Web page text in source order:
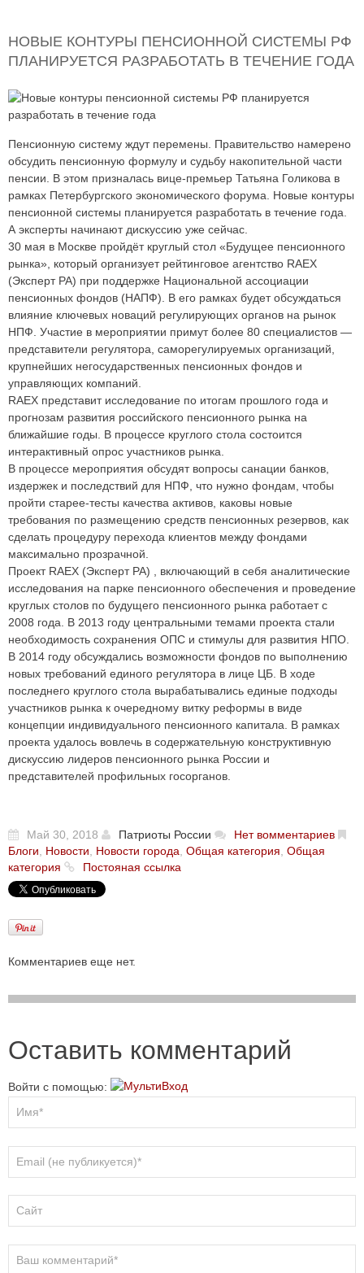
НОВЫЕ КОНТУРЫ ПЕНСИОННОЙ СИСТЕМЫ РФ
ПЛАНИРУЕТСЯ РАЗРАБОТАТЬ В ТЕЧЕНИЕ ГОДА
Пенсионную систему ждут перемены. Правительство намерено
обсудить пенсионную формулу и судьбу накопительной части
пенсии. В этом призналась вице-премьер Татьяна Голикова в
рамках Петербургского экономического форума. Новые контуры
пенсионной системы планируется разработать в течение года.
А эксперты начинают дискуссию уже сейчас.
30 мая в Москве пройдёт круглый стол «Будущее пенсионного
рынка», который организует рейтинговое агентство RAEX
(Эксперт РА) при поддержке Национальной ассоциации
пенсионных фондов (НАПФ). В его рамках будет обсуждаться
влияние ключевых новаций регулирующих органов на рынок
НПФ. Участие в мероприятии примут более 80 специалистов —
представители регулятора, саморегулируемых организаций,
крупнейших негосударственных пенсионных фондов и
управляющих компаний.
RAEX представит исследование по итогам прошлого года и
прогнозам развития российского пенсионного рынка на
ближайшие годы. В процессе круглого стола состоится
интерактивный опрос участников рынка.
В процессе мероприятия обсудят вопросы санации банков,
издержек и последствий для НПФ, что нужно фондам, чтобы
пройти старее-тесты качества активов, каковы новые
требования по размещению средств пенсионных резервов, как
сделать процедуру перехода клиентов между фондами
максимально прозрачной.
Проект RAEX (Эксперт РА) , включающий в себя аналитические
исследования на парке пенсионного обеспечения и проведение
круглых столов по будущего пенсионного рынка работает с
2008 года. В 2013 году центральными темами проекта стали
необходимость сохранения ОПС и стимулы для развития НПО.
В 2014 году обсуждались возможности фондов по выполнению
новых требований единого регулятора в лице ЦБ. В ходе
последнего круглого стола вырабатывались единые подходы
участников рынка к очередному витку реформы в виде
концепции индивидуального пенсионного капитала. В рамках
проекта удалось вовлечь в содержательную конструктивную
дискуссию лидеров пенсионного рынка России и
представителей профильных госорганов.
Май 30, 2018 Патриоты России
Нет вомментариев
Блоги
Новости Новости города Общая категория Общая
категория
Постояная ссылка
Комментариев еще нет.
Оставить комментарий
Войти с помощью: